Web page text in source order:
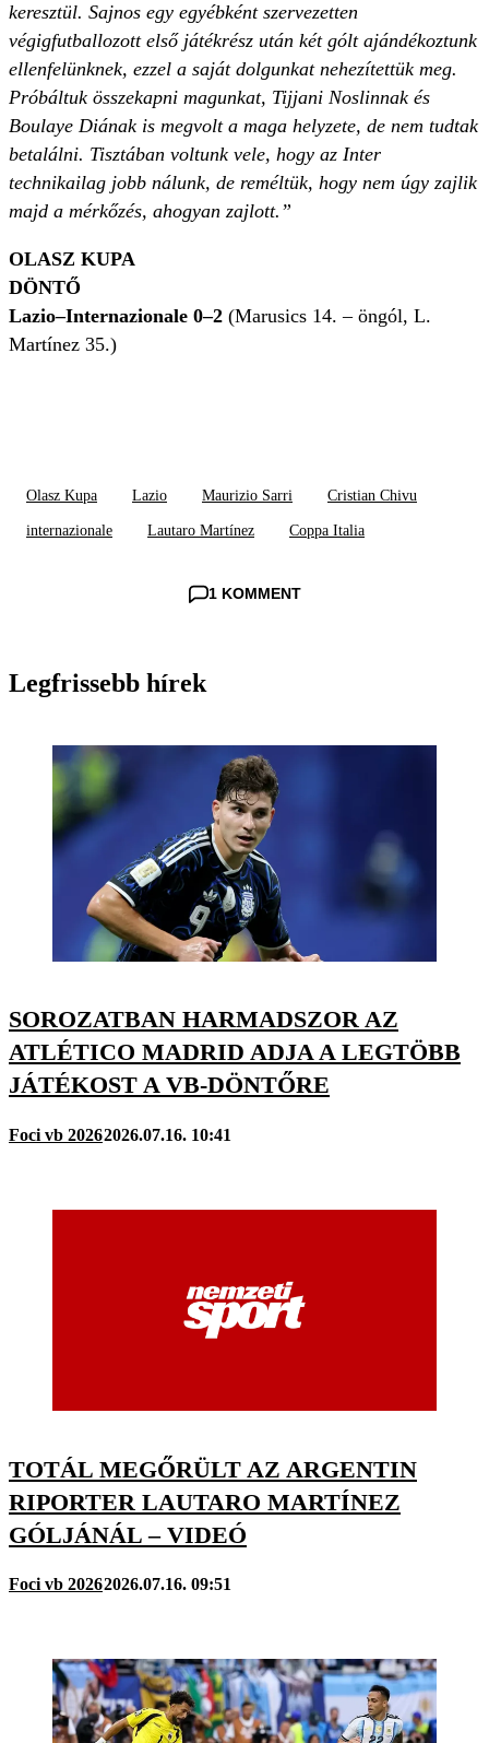
keresztül. Sajnos egy egyébként szervezetten
végigfutballozott első játékrész után két gólt ajándékoztunk
ellenfelünknek, ezzel a saját dolgunkat nehezítettük meg.
Próbáltuk összekapni magunkat, Tijjani Noslinnak és
Boulaye Diának is megvolt a maga helyzete, de nem tudtak
betalálni. Tisztában voltunk vele, hogy az Inter
technikailag jobb nálunk, de reméltük, hogy nem úgy zajlik
majd a mérkőzés, ahogyan zajlott.”
OLASZ KUPA
DÖNTŐ
Lazio–Internazionale 0–2 (Marusics 14. – öngól, L.
Martínez 35.)
Olasz Kupa Lazio Maurizio Sarri Cristian Chivu
internazionale Lautaro Martínez Coppa Italia
1 KOMMENT
Legfrissebb hírek
SOROZATBAN HARMADSZOR AZ
ATLÉTICO MADRID ADJA A LEGTÖBB
JÁTÉKOST A VB-DÖNTŐRE
Foci vb 20262026.07.16. 10:41
TOTÁL MEGŐRÜLT AZ ARGENTIN
RIPORTER LAUTARO MARTÍNEZ
GÓLJÁNÁL – VIDEÓ
Foci vb 20262026.07.16. 09:51